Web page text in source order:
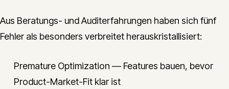
Aus Beratungs- und Auditerfahrungen haben sich fünf
Fehler als besonders verbreitet herauskristallisiert:
Premature Optimization — Features bauen, bevor
Product-Market-Fit klar ist